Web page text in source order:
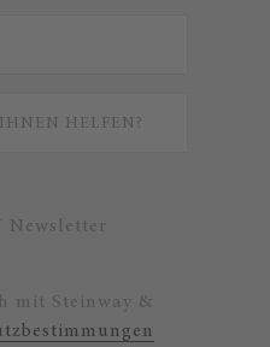
Newsletter
mit Steinway &